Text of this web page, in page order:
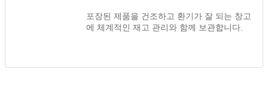
포장된 제품을 건조하고 환기가 잘 되는 창고
에 체계적인 재고 관리와 함께 보관합니다.